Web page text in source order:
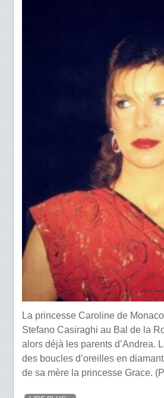
La princesse Caroline de
Stefano Casiraghi au Bal de la
alors déjà les parents d’Andrea.
des boucles d’oreilles en
de sa mère la princesse Grace.